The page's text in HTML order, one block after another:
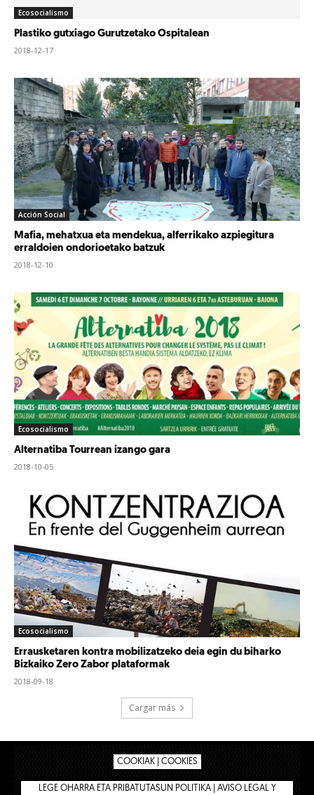
Ecosocialismo
Plastiko gutxiago Gurutzetako Ospitalean
2018-12-17
Acción Social
Mafia, mehatxua eta mendekua, alferrikako azpiegitura
erraldoien ondorioetako batzuk
2018-12-10
Ecosocialismo
Alternatiba Tourrean izango gara
2018-10-05
Ecosocialismo
Errausketaren kontra mobilizatzeko deia egin du biharko
Bizkaiko Zero Zabor plataformak
2018-09-18
Cargar más
COOKIAK | COOKIES
LEGE OHARRA ETA PRIBATUTASUN POLITIKA | AVISO LEGAL Y